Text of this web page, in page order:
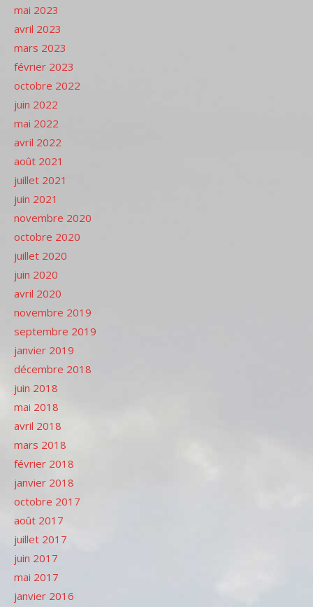
mai 2023
avril 2023
mars 2023
février 2023
octobre 2022
juin 2022
mai 2022
avril 2022
août 2021
juillet 2021
juin 2021
novembre 2020
octobre 2020
juillet 2020
juin 2020
avril 2020
novembre 2019
septembre 2019
janvier 2019
décembre 2018
juin 2018
mai 2018
avril 2018
mars 2018
février 2018
janvier 2018
octobre 2017
août 2017
juillet 2017
juin 2017
mai 2017
janvier 2016